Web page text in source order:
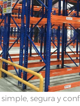
simple, segura y